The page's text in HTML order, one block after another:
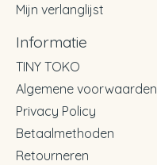
Mijn verlanglijst
Informatie
TINY TOKO
Algemene voorwaarden
Privacy Policy
Betaalmethoden
Retourneren